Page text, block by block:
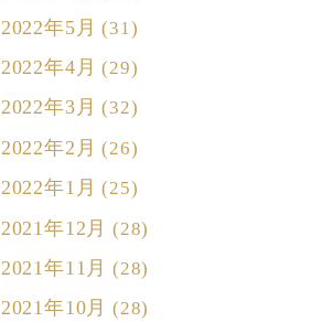
2022年5月 (31)
2022年4月 (29)
2022年3月 (32)
2022年2月 (26)
2022年1月 (25)
2021年12月 (28)
2021年11月 (28)
2021年10月 (28)